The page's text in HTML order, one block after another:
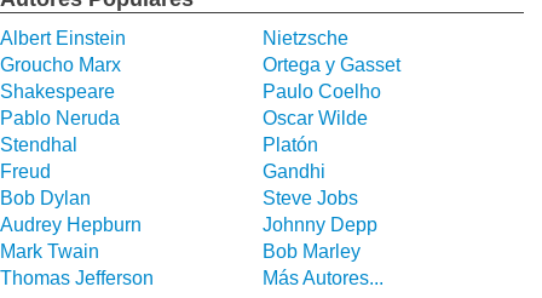
Albert Einstein
Nietzsche
Groucho Marx
Ortega y Gasset
Shakespeare
Paulo Coelho
Pablo Neruda
Oscar Wilde
Stendhal
Platón
Freud
Gandhi
Bob Dylan
Steve Jobs
Audrey Hepburn
Johnny Depp
Mark Twain
Bob Marley
Thomas Jefferson
Más Autores...